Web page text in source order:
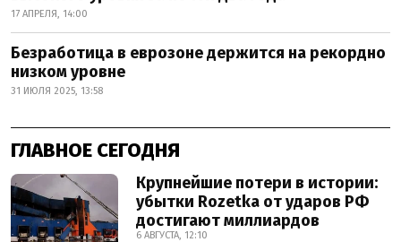
17 АПРЕЛЯ, 14:00
Безработица в еврозоне держится на рекордно
низком уровне
31 ИЮЛЯ 2025, 13:58
ГЛАВНОЕ СЕГОДНЯ
Крупнейшие потери в истории:
убытки Rozetka от ударов РФ
достигают миллиардов
6 АВГУСТА, 12:10